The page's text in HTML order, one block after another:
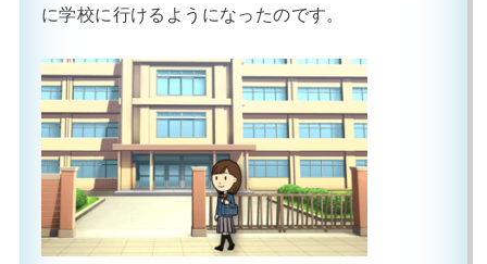
に学校に行けるようになったのです。